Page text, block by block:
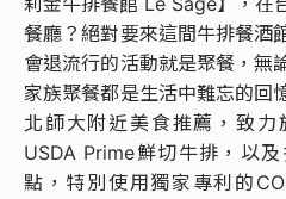
餐廳？絕對要來這間牛排餐酒
會退流行的活動就是聚餐，無
家族聚餐都是生活中難忘的回
北師大附近美食推薦，致力
USDA Prime鮮切牛排，以
點，特別使用獨家專利的